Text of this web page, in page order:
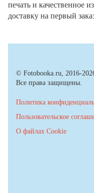
печать и качественное
доставку на первый
© Fotobooka.ru, 2016-
Все права защищены.
Политика
Пользовательское
О файлах Cookie